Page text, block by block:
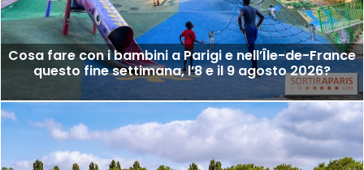
Cosa fare con i bambini a Parigi e nell’Île-de-France
questo fine settimana, l’8 e il 9 agosto 2026?